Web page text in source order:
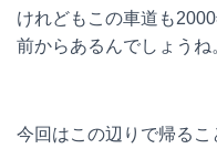
けれどもこの車道も
前からあるんでしょうね
今回はこの辺りで帰るこ